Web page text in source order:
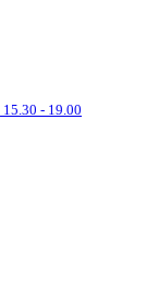
15.30 - 19.00